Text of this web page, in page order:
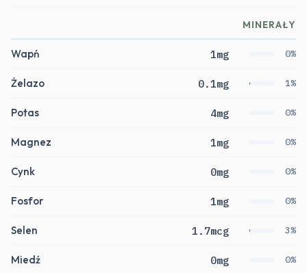
MINERAŁY
Wapń 1mg 0%
Żelazo 0.1mg 1%
Potas 4mg 0%
Magnez 1mg 0%
Cynk 0mg 0%
Fosfor 1mg 0%
Selen 1.7mcg 3%
Miedź 0mg 0%